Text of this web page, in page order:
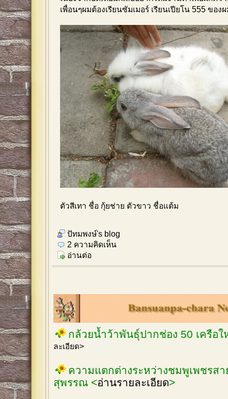
เพื่อนๆผมต้องเรียนซัมเมอร์ เรียนเปียโน 555 ของ
ตัวสีเทา ชื่อ กุ้ยช่าย ตัวขาว ชื่อแต้ม
ปัทมพงษ์'s blog
2 ความคิดเห็น
อ่านต่อ
กล้วยน้ำว้าพันธุ์ปากช่อง 50 เครือ
ละเอียด>
ความแตกต่างระหว่างชมพูเพชรส
สุพรรณ <อ่านรายละเอียด>